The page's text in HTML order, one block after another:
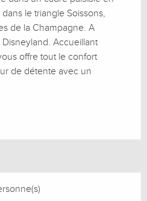
le triangle Soissons,
de la Champagne. A
Accueillant
offre tout le confort
de détente avec un